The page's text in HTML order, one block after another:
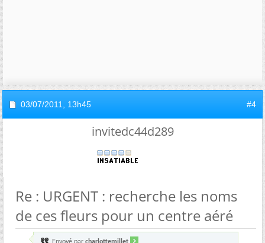
03/07/2011, 13h45 #4
invitedc44d289
Re : URGENT : recherche les noms
de ces fleurs pour un centre aéré